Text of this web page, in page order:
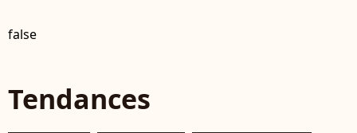
false
Tendances